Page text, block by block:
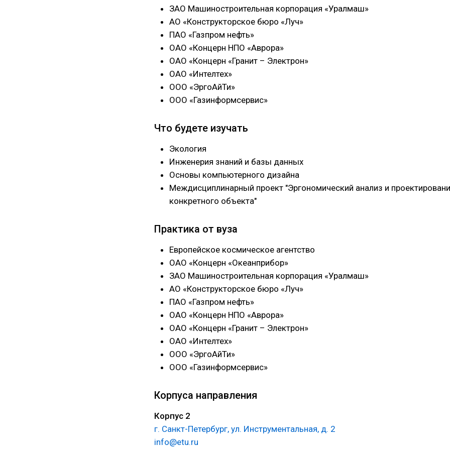
ЗАО Машиностроительная корпорация «Уралмаш»
АО «Конструкторское бюро «Луч»
ПАО «Газпром нефть»
ОАО «Концерн НПО «Аврора»
ОАО «Концерн «Гранит – Электрон»
ОАО «Интелтех»
ООО «ЭргоАйТи»
ООО «Газинформсервис»
Что будете изучать
Экология
Инженерия знаний и базы данных
Основы компьютерного дизайна
Междисциплинарный проект "Эргономический анализ и
конкретного объекта"
Практика от вуза
Европейское космическое агентство
ОАО «Концерн «Океанприбор»
ЗАО Машиностроительная корпорация «Уралмаш»
АО «Конструкторское бюро «Луч»
ПАО «Газпром нефть»
ОАО «Концерн НПО «Аврора»
ОАО «Концерн «Гранит – Электрон»
ОАО «Интелтех»
ООО «ЭргоАйТи»
ООО «Газинформсервис»
Корпуса направления
Корпус 2
г. Санкт-Петербург, ул. Инструментальная, д. 2
info@etu.ru